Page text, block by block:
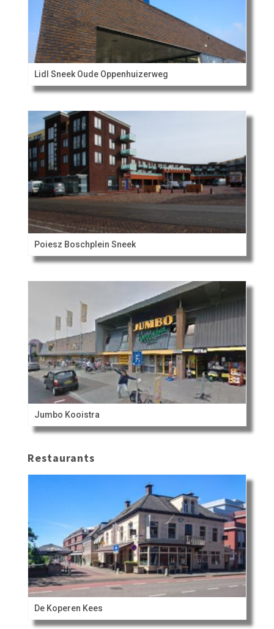
Lidl Sneek Oude Oppenhuizerweg
Poiesz Boschplein Sneek
Jumbo Kooistra
Restaurants
De Koperen Kees